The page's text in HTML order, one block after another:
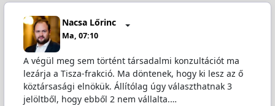
Nacsa Lőrinc
Ma, 07:10
A végül meg sem történt társadalmi konzultációt ma
lezárja a Tisza-frakció. Ma döntenek, hogy ki lesz az ő
köztársasági elnökük. Állítólag úgy választhatnak 3
jelöltből, hogy ebből 2 nem vállalta.…